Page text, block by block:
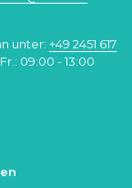
unter: +49 2451 617
09:00 - 13:00